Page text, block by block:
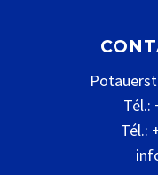
Tél.:
Tél.: